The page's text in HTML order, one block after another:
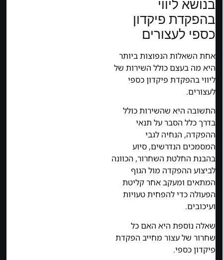
בנושא ליווי
בהפקדת פיקדון
כספי לעצורים
אחת השאלות הנפוצות ביותר
היא מה בעצם כולל השירות של
ליווי בהפקדת פיקדון כספי
לעצורים.
התשובה היא שהשירות כולל
בדרך כלל הסבר על תנאי
ההפקדה, הנחיה לגבי
המסמכים הנדרשים, סיוע
בהבנת החלטת השחרור, הכוונה
לביצוע ההפקדה מול הגוף
המתאים ומעקב אחר קליטת
הפעולה כדי להפחית טעויות
ועיכובים.
שאלה נוספת היא האם כל
שחרור של עצור מחייב הפקדת
פיקדון כספי.